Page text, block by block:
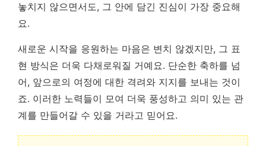
놓치지 않으면서도, 그 안에 담긴 진심이 가장 중요해
요.
새로운 시작을 응원하는 마음은 변치 않겠지만, 그 표
현 방식은 더욱 다채로워질 거예요. 단순한 축하를 넘
어, 앞으로의 여정에 대한 격려와 지지를 보내는 것이
죠. 이러한 노력들이 모여 더욱 풍성하고 의미 있는 관
계를 만들어갈 수 있을 거라고 믿어요.